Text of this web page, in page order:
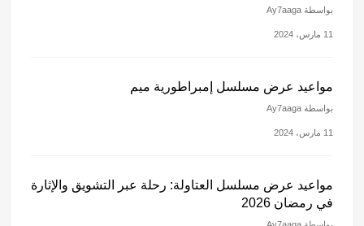
بواسطة Ay7aaga
11 مارس، 2024
مواعيد عرض مسلسل إمبراطورية ميم
بواسطة Ay7aaga
11 مارس، 2024
مواعيد عرض مسلسل العتاولة: رحلة عبر التشويق والإثارة
في رمضان 2026